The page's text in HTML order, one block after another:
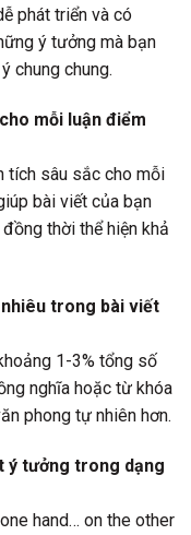
phát triển và có
ý tưởng mà bạn
chung chung.
mỗi luận điểm
tích sâu sắc cho mỗi
bài viết của bạn
thời thể hiện khả
trong bài viết
1-3% tổng số
nghĩa hoặc từ khóa
phong tự nhiên hơn.
ý tưởng trong dạng
hand… on the other